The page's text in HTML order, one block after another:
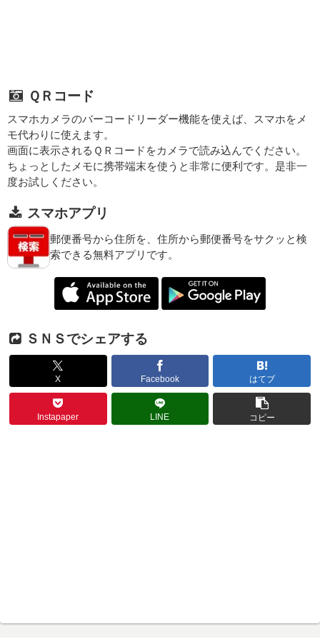
ＱＲコード
スマホカメラのバーコードリーダー機能を使えば、スマホをメ
モ代わりに使えます。
画面に表示されるＱＲコードをカメラで読み込んでください。
ちょっとしたメモに携帯端末を使うと非常に便利です。是非一
度お試しください。
スマホアプリ
郵便番号から住所を、住所から郵便番号をサクッと検
索できる無料アプリです。
ＳＮＳでシェアする
X Facebook はてブ
Instapaper LINE コピー